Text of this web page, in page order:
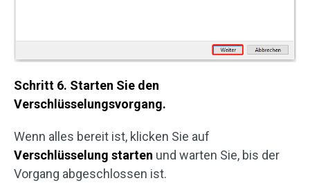
Schritt 6. Starten Sie den
Verschlüsselungsvorgang.
Wenn alles bereit ist, klicken Sie auf
Verschlüsselung starten und warten Sie, bis der
Vorgang abgeschlossen ist.